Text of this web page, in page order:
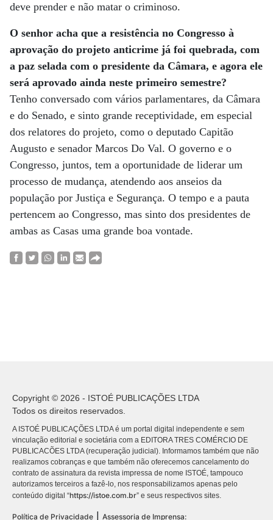
deve prender e não matar o criminoso.
O senhor acha que a resistência no Congresso à
aprovação do projeto anticrime já foi quebrada, com
a paz selada com o presidente da Câmara, e agora ele
será aprovado ainda neste primeiro semestre?
Tenho conversado com vários parlamentares, da Câmara
e do Senado, e sinto grande receptividade, em especial
dos relatores do projeto, como o deputado Capitão
Augusto e senador Marcos Do Val. O governo e o
Congresso, juntos, tem a oportunidade de liderar um
processo de mudança, atendendo aos anseios da
população por Justiça e Segurança. O tempo e a pauta
pertencem ao Congresso, mas sinto dos presidentes de
ambas as Casas uma grande boa vontade.
Copyright © 2026 - ISTOÉ PUBLICAÇÕES LTDA
Todos os direitos reservados.
A ISTOÉ PUBLICAÇÕES LTDA é um portal digital independente e sem
vinculação editorial e societária com a EDITORA TRES COMÉRCIO DE
PUBLICACÕES LTDA (recuperação judicial). Informamos também que não
realizamos cobranças e que também não oferecemos cancelamento do
contrato de assinatura da revista impressa de nome ISTOÉ, tampouco
autorizamos terceiros a fazê-lo, nos responsabilizamos apenas pelo
conteúdo digital “https://istoe.com.br” e seus respectivos sites.
Política de Privacidade Assessoria de Imprensa: